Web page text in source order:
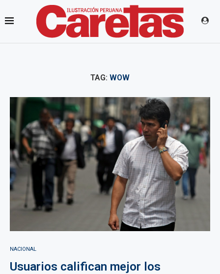
TAG: WOW
NACIONAL
Usuarios califican mejor los